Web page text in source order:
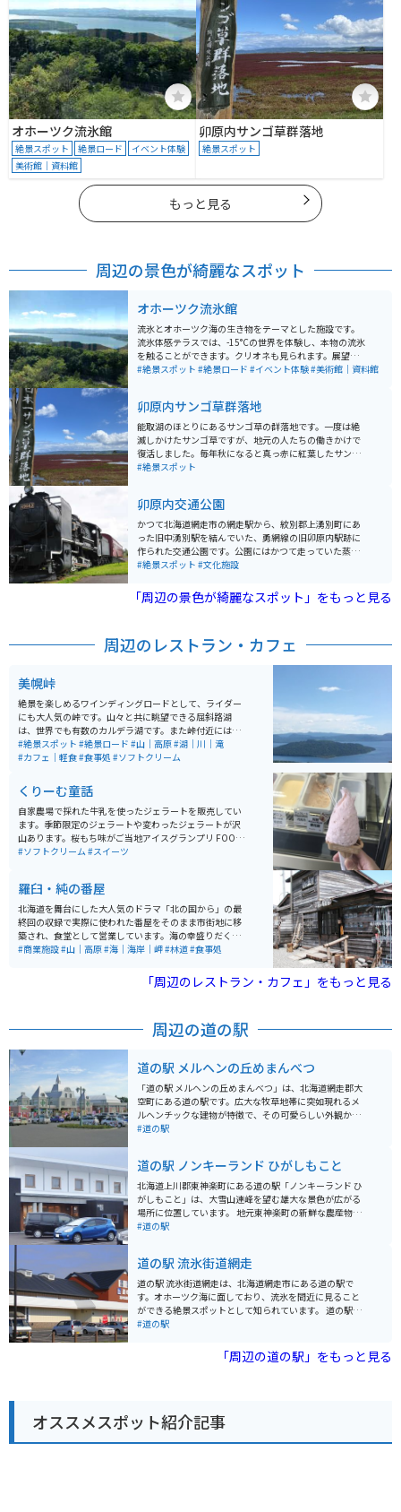
オホーツク流氷館
絶景スポット 絶景ロード
イベント体験
美術館｜資料館
卯原内サンゴ草群落地
絶景スポット
もっと見る
周辺の景色が綺麗なスポット
オホーツク流氷館
流氷とオホーツク海の生き物をテーマとした施設です。
流氷体感テラスでは、-15°Cの世界を体験し、本物の流氷
を触ることができます。クリオネも見られます。展望テ
ラスから見えるオホーツク海、網走湖、能取湖は絶景な
#絶景スポット #絶景ロード #イベント体験#美術館｜資料館
卯原内サンゴ草群落地
能取湖のほとりにあるサンゴ草の群落地です。一度は絶
滅しかけたサンゴ草ですが、地元の人たちの働きかけで
復活しました。毎年秋になると真っ赤に紅葉したサンゴ
草が能取湖のほとりに一面に広がる景色は圧巻です。
#絶景スポット
卯原内交通公園
かつて北海道網走市の網走駅から、紋別郡上湧別町にあ
った旧中湧別駅を結んでいた、勇網線の旧卯原内駅跡に
作られた交通公園です。公園にはかつて走っていた蒸気
機関車(9600形)と客車、駅のホームと駅名表が保存され
鉄道記念館やサンゴ草群落地などがあります。卯原内交
通公園は国道238号線沿いにあるため、車やバイクで訪
リングスポットとして、様々な人が訪れます。 またすぐ
満別空港から車でおよそ25分、網走駅から卯原内交通公
園の目の前にある、卯原内停留所まで路線バスでおよそ
25分と、免許を持っていない方でも来やすい場所なので
ぜひ訪れてみてください。
#絶景スポット #文化施設
「周辺の景色が綺麗なスポット」をもっと見る
周辺のレストラン・カフェ
美幌峠
絶景を楽しめるワインディングロードとして、ライダー
にも大人気の峠です。山々と共に眺望できる屈斜路湖
は、世界でも有数のカルデラ湖です。また峠付近には、
北海道では珍しいヘアピンカーブの場所もあり、直線だ
けでない走りを楽しむ事もできます。辿り着いた峠から
#絶景スポット #絶景ロード #山｜高原#湖｜川｜滝
#カフェ｜軽食#食事処 #ソフトクリーム
くりーむ童話
自家農場で採れた牛乳を使ったジェラートを販売してい
ます。季節限定のジェラートや変わったジェラートが沢
山あります。桜もち味がご当地アイスグランプリ FOOD
EX JAPAN 2012 最高金賞受賞を取っています。
#ソフトクリーム#スイーツ
羅臼・純の番屋
北海道を舞台にした大人気のドラマ「北の国から」の最
終回の収録で実際に使われた番屋をそのまま市街地に移
築され、食堂として営業しています。海の幸盛りだくさ
んのメニューは、観光客や地元の人たちにも人気です。
#商業施設#山｜高原#海｜海岸｜岬#林道#食事処
「周辺のレストラン・カフェ」をもっと見る
周辺の道の駅
道の駅 メルヘンの丘めまんべつ
「道の駅 メルヘンの丘めまんべつ」は、北海道網走郡大
空町にある道の駅です。広大な牧草地帯に突如現れるメ
ルヘンチックな建物が特徴で、その可愛らしい外観から
写真撮影スポットとしても人気があります。 施設内に
は、網走管内産の小麦を使ったパンや、地元産の牛乳を
使ったソフトクリームなどが人気です。売店では、大空
町の特産品であるハスカップを使ったお菓子や、地元産
の野菜などが販売されています。 バイクで訪れる場合、
道の駅の正面に広々とした駐車場があり、休憩場所とし
る国道391号線は、オホーツク海と広大な牧草地帯を眺
めながら走ることができる絶景ロードとして知られてい
ます。
#道の駅
道の駅 ノンキーランド ひがしもこと
北海道上川郡東神楽町にある道の駅「ノンキーランド ひ
がしもこと」は、大雪山連峰を望む雄大な景色が広がる
場所に位置しています。 地元東神楽町の新鮮な農産物が
自慢で、特に夏から秋にかけては、トウモロコシやカボ
「花夢」というブランドの新鮮な花きも販売されてお
り、お土産にぴったりです。 施設内には、地元食材を使
った料理が楽しめるレストランや、軽食コーナー、パン
工房などもあり、休憩にも最適です。 バイクで訪れる場
合、駐車場も広く停めやすいので安心です。 周辺には、
#道の駅
道の駅 流氷街道網走
道の駅 流氷街道網走は、北海道網走市にある道の駅で
す。オホーツク海に面しており、流氷を間近に見ること
ができる絶景スポットとして知られています。 道の駅に
は、レストランや売店があり、地元の新鮮な海産物や農
旅の思い出にぴったりです。 バイクで訪れる場合、駐車
場は広く、休憩場所としても最適です。オホーツク海沿
あります。また、網走湖や能取湖など、自然豊かな場所
も魅力です。 網走を訪れた際には、ぜひ道の駅 流氷街道
網走に立ち寄ってみてください。
#道の駅
「周辺の道の駅」をもっと見る
オススメスポット紹介記事